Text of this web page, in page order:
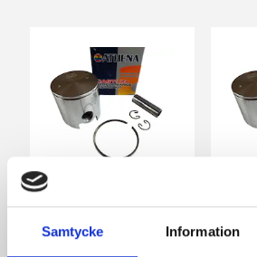
Samtycke Information
Kolv 45mm/B/70cc (Sachs 504/505) ATHENA
Athena
Athena